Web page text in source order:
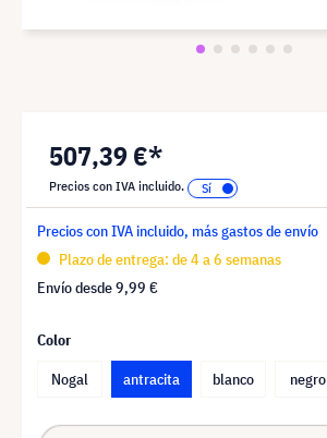
507,39 €*
Precios con IVA incluido.
Precios con IVA incluido, más gastos de envío
Plazo de entrega: de 4 a 6 semanas
Envío desde9,99 €
Color
Nogal
antracita blanco negro